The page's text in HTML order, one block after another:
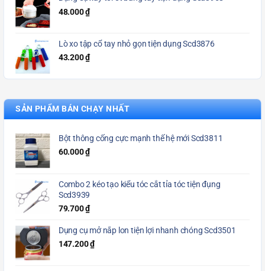
48.000₫
Lò xo tập cổ tay nhỏ gọn tiện dụng Scd3876
43.200₫
SẢN PHẨM BÁN CHẠY NHẤT
Bột thông cống cực mạnh thế hệ mới Scd3811
60.000₫
Combo 2 kéo tạo kiểu tóc cắt tỉa tóc tiện đụng
Scd3939
79.700₫
Dụng cụ mở nắp lon tiện lợi nhanh chóng Scd3501
147.200₫